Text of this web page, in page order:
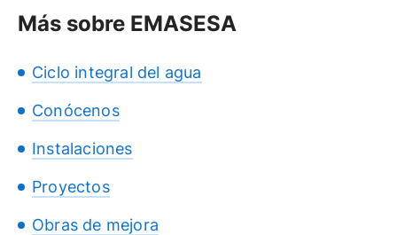
Más sobre EMASESA
Ciclo integral del agua
Conócenos
Instalaciones
Proyectos
Obras de mejora